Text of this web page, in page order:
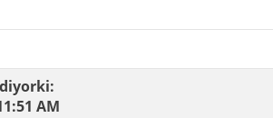
diyorki:
AM